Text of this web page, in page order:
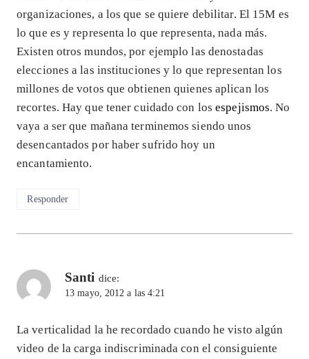
organizaciones, a los que se quiere debilitar. El 15M es
lo que es y representa lo que representa, nada más.
Existen otros mundos, por ejemplo las denostadas
elecciones a las instituciones y lo que representan los
millones de votos que obtienen quienes aplican los
recortes. Hay que tener cuidado con losespejismos. No
vaya a ser que mañana terminemos siendo unos
desencantados por haber sufrido hoy un
encantamiento.
Responder
Santi dice:
13 mayo, 2012 a las 4:21
La verticalidad la he recordado cuando he visto algún
video de la carga indiscriminada con el consiguiente